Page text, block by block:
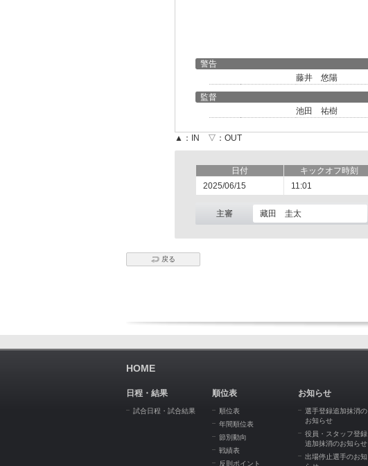
警告
藤井 悠陽
監督
池田 祐樹
▲：IN ▽：OUT
日付 キックオフ時刻
2025/06/15
11:01
主審 藏田 圭太
戻る
HOME
日程・結果
試合日程・試合結果
順位表
順位表
年間順位表
節別動向
戦績表
反則ポイント
お知らせ
選手登録追加抹消の
お知らせ
役員・スタッフ登録
追加抹消のお知らせ
出場停止選手のお知